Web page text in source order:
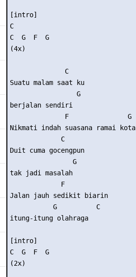
[intro]
C
C  G  F  G
(4x)
              C
Suatu malam saat ku
                 G
berjalan sendiri
              F               G
Nikmati indah suasana ramai kota
             C
Duit cuma gocengpun
                G
tak jadi masalah
             F
Jalan jauh sedikit biarin
           G          C
itung-itung olahraga
[intro]
C  G  F  G
(2x)